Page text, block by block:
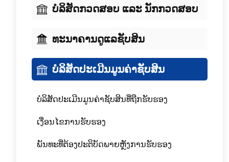
ບໍລິສັດກວດສອບ ແລະ ນັກກວດສອບ
ທະນາຄານດູແລຊັບສິນ
ບໍລິສັດປະເມີນມູນຄ່າຊັບສິນ
ບໍລິສັດປະເມີນມູນຄ່າຊັບສິນທີ່ຖືກຮັບຮອງ
ເງື່ອນໄຂການຮັບຮອງ
ພັນທະທີ່ຕ້ອງປະຕິບັດພາຍຫຼັງການຮັບຮອງ